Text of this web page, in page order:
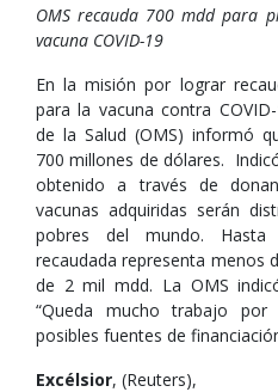
OMS recauda 700 mdd para
vacuna COVID-19
En la misión por lograr
para la vacuna contra
de la Salud (OMS) informó
700 millones de dólares.
obtenido a través de
vacunas adquiridas serán
pobres del mundo.
recaudada representa menos
de 2 mil mdd. La OMS
“Queda mucho trabajo por
posibles fuentes de
Excélsior, (Reuters),